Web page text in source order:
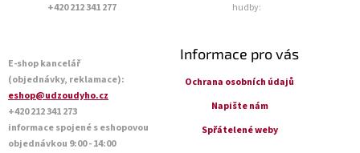
+420 212 341 277
hudby:
E-shop kancelář
(objednávky, reklamace):
eshop@udzoudyho.cz
+420 212 341 273
informace spojené s eshopovou
objednávkou 9:00 - 14:00
Informace pro vás
Ochrana osobních údajů
Napište nám
Spřátelené weby